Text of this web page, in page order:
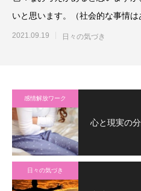
いと思います。（社会的な事情は
な可能性を検証したうえで
2021.09.19 日々の気づき
感情解放ワーク
心と現実の
日々の気づき